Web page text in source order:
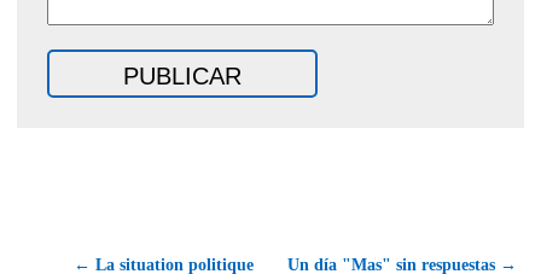
← La situation politique Un día "Mas" sin respuestas →